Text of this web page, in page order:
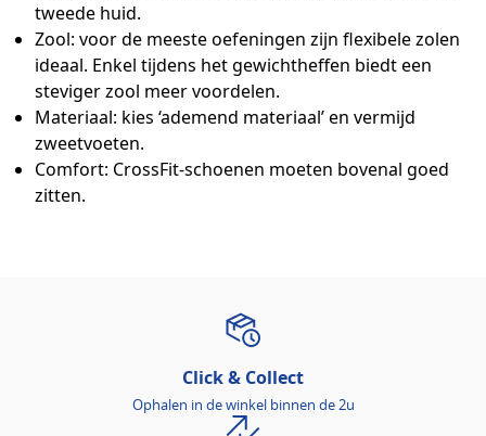
tweede huid.
Zool: voor de meeste oefeningen zijn flexibele zolen
ideaal. Enkel tijdens het gewichtheffen biedt een
steviger zool meer voordelen.
Materiaal: kies ‘ademend materiaal’ en vermijd
zweetvoeten.
Comfort: CrossFit-schoenen moeten bovenal goed
zitten.
Click & Collect
Ophalen in de winkel binnen de 2u